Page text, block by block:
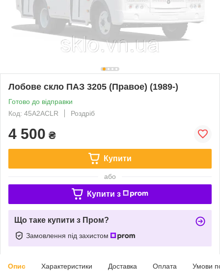
Лобове скло ПАЗ 3205 (Правое) (1989-)
Готово до відправки
Код: 45А2ACLR
Роздріб
4 500 ₴
Купити
або
Купити з
Що таке купити з Пром?
Замовлення під захистом
Опис Характеристики Доставка Оплата Умови